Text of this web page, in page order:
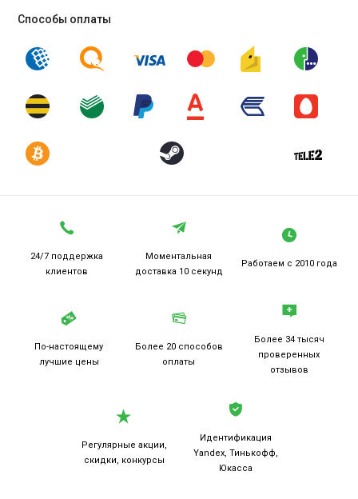
Способы оплаты
24/7 поддержка
клиентов
Моментальная
доставка 10 секунд
Работаем с 2010 года
По-настоящему
лучшие цены
Более 20 способов
оплаты
Более 34 тысяч
проверенных
отзывов
Регулярные акции,
скидки, конкурсы
Идентификация
Yandex, Тинькофф,
Юкасса